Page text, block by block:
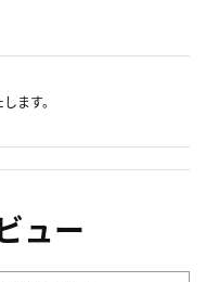
ます。
ュー